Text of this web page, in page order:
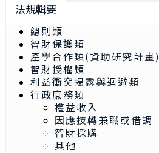
法規輯要
總則類
智財保護類
產學合作類(資助研究計畫)
智財授權類
利益衝突揭露與迴避類
行政庶務類
權益收入
因應技轉兼職或借調
智財採購
其他